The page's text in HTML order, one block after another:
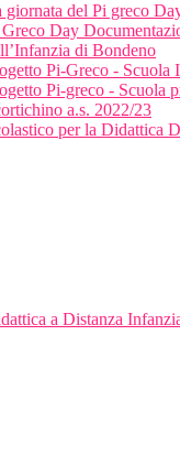
giornata del Pi greco
Day
di Bondeno
Pi-Greco - Scuola
Pi-greco - Scuola
a.s. 2022/23
per la Didattica
a Distanza